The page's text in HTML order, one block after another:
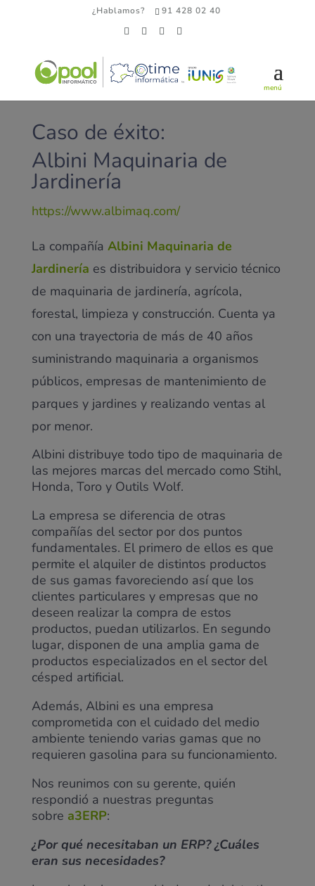
¿Hablamos? 91 428 02 40
Caso de éxito:
Albini Maquinaria de
Jardinería
https://www.albimaq.com/
La compañía Albini Maquinaria de
Jardinería es distribuidora y servicio técnico
de maquinaria de jardinería, agrícola,
forestal, limpieza y construcción. Cuenta ya
con una trayectoria de más de 40 años
suministrando maquinaria a organismos
públicos, empresas de mantenimiento de
parques y jardines y realizando ventas al
por menor.
Albini distribuye todo tipo de maquinaria de
las mejores marcas del mercado como Stihl,
Honda, Toro y Outils Wolf.
La empresa se diferencia de otras
compañías del sector por dos puntos
fundamentales. El primero de ellos es que
permite el alquiler de distintos productos
de sus gamas favoreciendo así que los
clientes particulares y empresas que no
deseen realizar la compra de estos
productos, puedan utilizarlos. En segundo
lugar, disponen de una amplia gama de
productos especializados en el sector del
césped artificial.
Además, Albini es una empresa
comprometida con el cuidado del medio
ambiente teniendo varias gamas que no
requieren gasolina para su funcionamiento.
Nos reunimos con su gerente, quién
respondió a nuestras preguntas
sobre a3ERP:
¿Por qué necesitaban un ERP? ¿Cuáles
eran sus necesidades?